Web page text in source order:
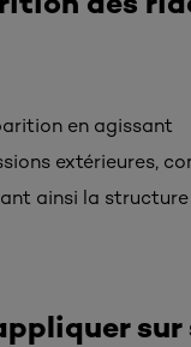
en agissant
extérieures,
ainsi la
sur